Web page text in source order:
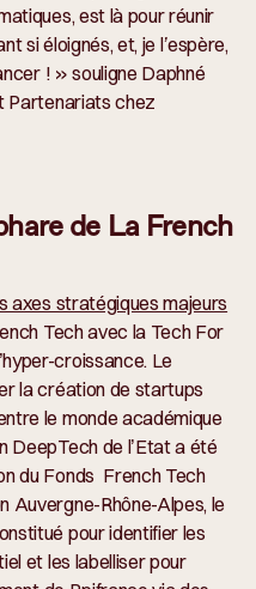
est là pour réunir
si éloignés, et, je l’espère,
! » souligne Daphné
Partenariats chez
de La French
axes stratégiques majeurs
Tech avec la Tech For
croissance. Le
la création de startups
le monde académique
DeepTech de l’Etat a été
du Fonds French Tech
Auvergne-Rhône-Alpes, le
pour identifier les
et les labelliser pour